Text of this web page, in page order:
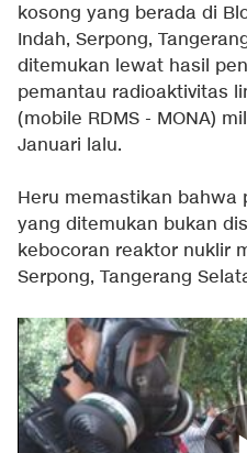
kosong yang berada di
Indah, Serpong,
ditemukan lewat hasil
pemantau radioaktivitas
(mobile RDMS - MONA)
Januari lalu.
Heru memastikan
yang ditemukan bukan
kebocoran reaktor nuklir
Serpong, Tangerang